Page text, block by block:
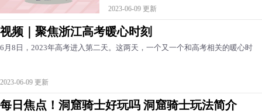
2023-06-09 更新
视频｜聚焦浙江高考暖心时刻
6月8日，2023年高考进入第二天。这两天，一个又一个和高考相关的暖心时
2023-06-09 更新
每日焦点！洞窟骑士好玩吗 洞窟骑士玩法简介